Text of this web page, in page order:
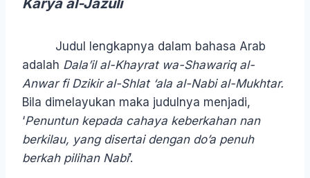
Karya al-Jazuli
Judul lengkapnya dalam bahasa Arab
adalah Dala’il al-Khayrat wa-Shawariq al-
Anwar fi Dzikir al-Shlat ‘ala al-Nabi al-Mukhtar.
Bila dimelayukan maka judulnya menjadi,
‘Penuntun kepada cahaya keberkahan nan
berkilau, yang disertai dengan do’a penuh
berkah pilihan Nabi’.